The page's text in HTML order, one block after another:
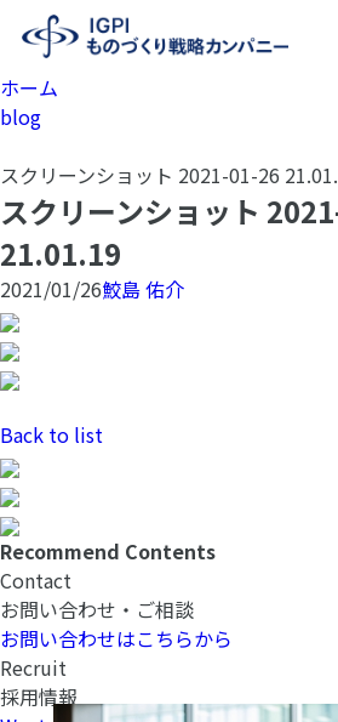
ホーム
blog
スクリーンショット 2021-01-26
スクリーンショット
21.01.19
2021/01/26鮫島 佑介
Back to list
Recommend Contents
Contact
お問い合わせ・ご相談
お問い合わせはこちらから
Recruit
採用情報